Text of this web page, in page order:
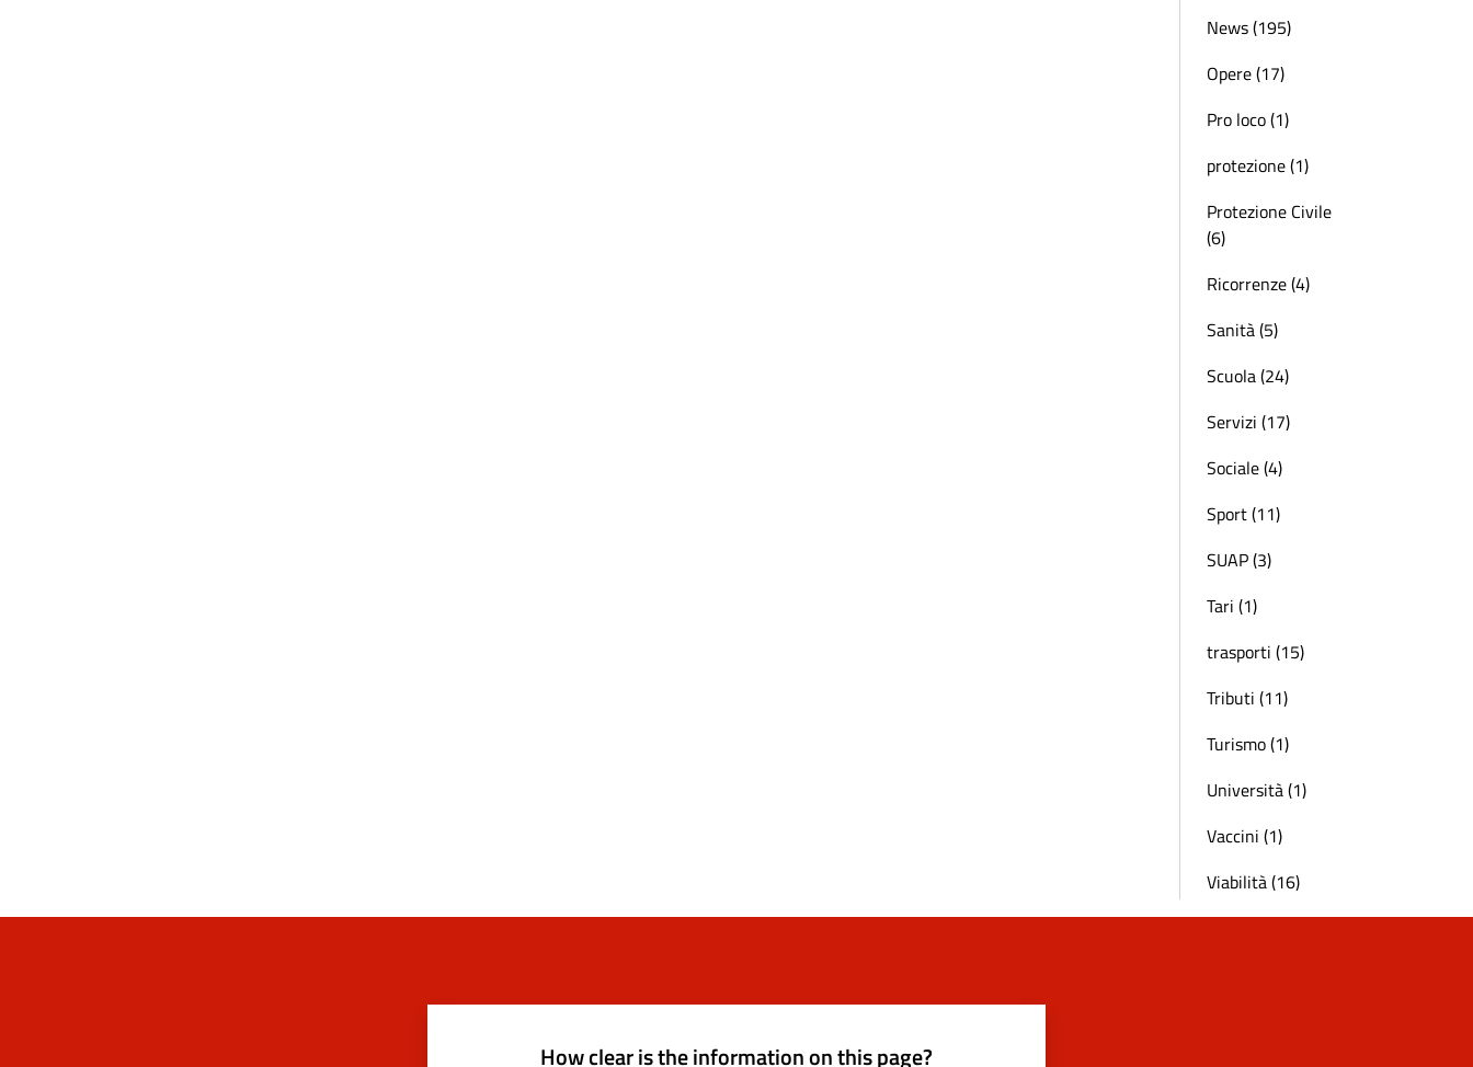
News (195)
Opere (17)
Pro loco (1)
protezione (1)
Protezione Civile
(6)
Ricorrenze (4)
Sanità (5)
Scuola (24)
Servizi (17)
Sociale (4)
Sport (11)
SUAP (3)
Tari (1)
trasporti (15)
Tributi (11)
Turismo (1)
Università (1)
Vaccini (1)
Viabilità (16)
How clear is the information on this page?